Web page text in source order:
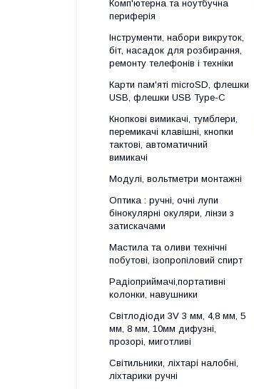
Комп'ютерна та ноутбучна
периферія
Інструменти, набори викруток,
біт, насадок для розбирання,
ремонту телефонів і техніки
Карти пам'яті microSD, флешки
USB, флешки USB Type-C
Кнопкові вимикачі, тумблери,
перемикачі клавішні, кнопки
тактові, автоматичний
вимикачі
Модулі, вольтметри монтажні
Оптика : ручні, очні лупи
бінокулярні окуляри, лінзи з
затискачами
Мастила та оливи технічні
побутові, ізопропіловий спирт
Радіоприймачі,портативні
колонки, навушники
Світлодіоди 3V 3 мм, 4,8 мм, 5
мм, 8 мм, 10мм дифузні,
прозорі, миготливі
Світильники, ліхтарі налобні,
ліхтарики ручні